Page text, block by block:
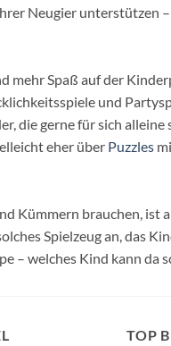
Neugier unterstützen
mehr Spaß auf der
und
die gerne für sich
eher über Puzzles
Kümmern brauchen, ist
Spielzeug an, das
– welches Kind kann da
TOP